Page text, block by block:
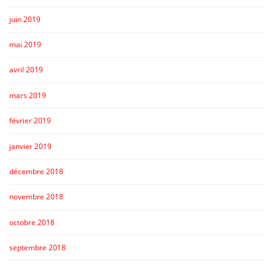
juin 2019
mai 2019
avril 2019
mars 2019
février 2019
janvier 2019
décembre 2018
novembre 2018
octobre 2018
septembre 2018